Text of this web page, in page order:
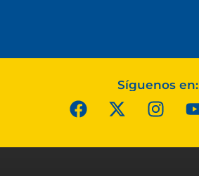
Síguenos en: